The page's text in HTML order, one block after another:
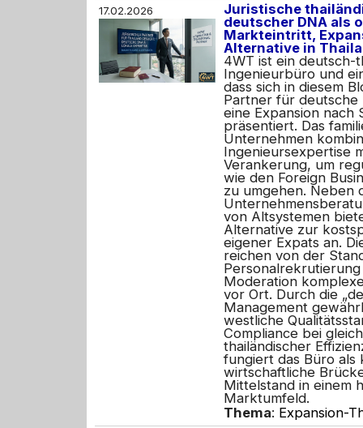
17.02.2026
Juristische
deutscher DNA als
Markteintritt,
Alternative in
4WT ist ein deutsch-
Ingenieurbüro und
dass sich in diesem
Partner für deutsche
eine Expansion nach
präsentiert. Das
Unternehmen
Ingenieursexpertise
Verankerung, um
wie den Foreign
zu umgehen. Neben
von Altsystemen
Alternative zur
eigener Expats an.
reichen von der
Moderation
vor Ort. Durch die
Management
westliche
Compliance bei
thailändischer
fungiert das Büro als
wirtschaftliche
Mittelstand in einem
Marktumfeld.
Thema: Expansion-